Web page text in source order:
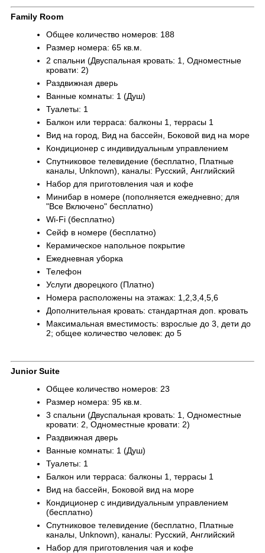
Family Room
Общее количество номеров: 188
Размер номера: 65 кв.м.
2 спальни (Двуспальная кровать: 1, Одноместные
кровати: 2)
Раздвижная дверь
Ванные комнаты: 1 (Душ)
Туалеты: 1
Балкон или терраса: балконы 1, террасы 1
Вид на город, Вид на бассейн, Боковой вид на море
Кондиционер с индивидуальным управлением
Спутниковое телевидение (бесплатно, Платные
каналы, Unknown), каналы: Русский, Английский
Набор для приготовления чая и кофе
Минибар в номере (пополняется ежедневно; для
"Все Включено" бесплатно)
Wi-Fi (бесплатно)
Сейф в номере (бесплатно)
Керамическое напольное покрытие
Ежедневная уборка
Телефон
Услуги дворецкого (Платно)
Номера расположены на этажах: 1,2,3,4,5,6
Дополнительная кровать: стандартная доп. кровать
Максимальная вместимость: взрослые до 3, дети до
2; общее количество человек: до 5
Junior Suite
Общее количество номеров: 23
Размер номера: 95 кв.м.
3 спальни (Двуспальная кровать: 1, Одноместные
кровати: 2, Одноместные кровати: 2)
Раздвижная дверь
Ванные комнаты: 1 (Душ)
Туалеты: 1
Балкон или терраса: балконы 1, террасы 1
Вид на бассейн, Боковой вид на море
Кондиционер с индивидуальным управлением
(бесплатно)
Спутниковое телевидение (бесплатно, Платные
каналы, Unknown), каналы: Русский, Английский
Набор для приготовления чая и кофе